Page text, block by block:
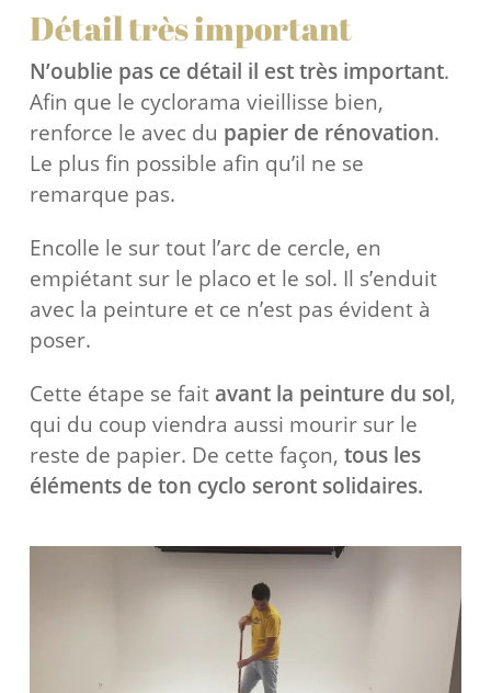
Détail très important
N’oublie pas ce détail il est très important.
Afin que le cyclorama vieillisse bien,
renforce le avec du papier de rénovation.
Le plus fin possible afin qu’il ne se
remarque pas.
Encolle le sur tout l’arc de cercle, en
empiétant sur le placo et le sol. Il s’enduit
avec la peinture et ce n’est pas évident à
poser.
Cette étape se fait avant la peinture du sol,
qui du coup viendra aussi mourir sur le
reste de papier. De cette façon, tous les
éléments de ton cyclo seront solidaires.